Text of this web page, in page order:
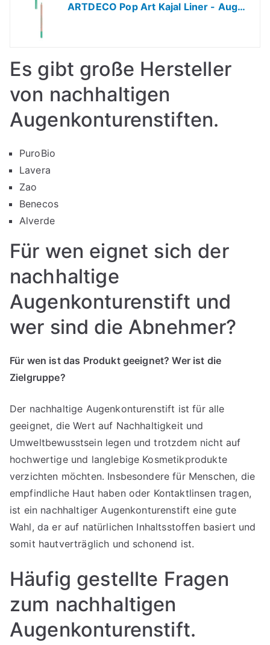
ARTDECO Pop Art Kajal Liner - Augenkonturenstift mit intensivem Farbergebnis, 1 x 1,4g
Es gibt große Hersteller
von nachhaltigen
Augenkonturenstiften.
PuroBio
Lavera
Zao
Benecos
Alverde
Für wen eignet sich der
nachhaltige
Augenkonturenstift und
wer sind die Abnehmer?
Für wen ist das Produkt geeignet? Wer ist die
Zielgruppe?
Der nachhaltige Augenkonturenstift ist für alle
geeignet, die Wert auf Nachhaltigkeit und
Umweltbewusstsein legen und trotzdem nicht auf
hochwertige und langlebige Kosmetikprodukte
verzichten möchten. Insbesondere für Menschen, die
empfindliche Haut haben oder Kontaktlinsen tragen,
ist ein nachhaltiger Augenkonturenstift eine gute
Wahl, da er auf natürlichen Inhaltsstoffen basiert und
somit hautverträglich und schonend ist.
Häufig gestellte Fragen
zum nachhaltigen
Augenkonturenstift.